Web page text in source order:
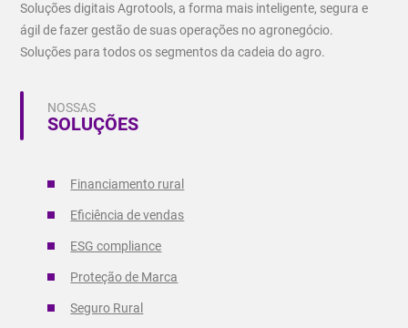
Soluções digitais Agrotools, a forma mais inteligente, segura e
ágil de fazer gestão de suas operações no agronegócio.
Soluções para todos os segmentos da cadeia do agro.
NOSSAS
SOLUÇÕES
Financiamento rural
Eficiência de vendas
ESG compliance
Proteção de Marca
Seguro Rural